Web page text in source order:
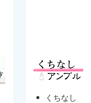
くちなし